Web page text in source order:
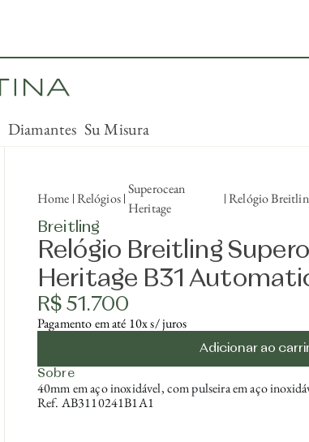
Diamantes Su Misura
Home Relógios
Superocean
Heritage
Relógio
Breitling
Relógio Breitling
Heritage B31
R$ 51.700
Pagamento em até 10x s/ juros
Adicionar ao
Sobre
40mm em aço inoxidável, com pulseira em aço
Ref. AB3110241B1A1